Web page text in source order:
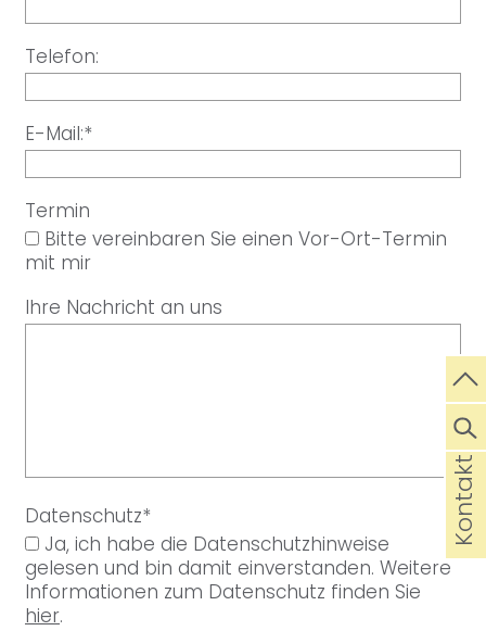
Telefon:
E-Mail:*
Termin
Bitte vereinbaren Sie einen Vor-Ort-Termin
mit mir
Ihre Nachricht an uns
Datenschutz*
Ja, ich habe die Datenschutzhinweise
gelesen und bin damit einverstanden. Weitere
Informationen zum Datenschutz finden Sie
hier.
Kontakt